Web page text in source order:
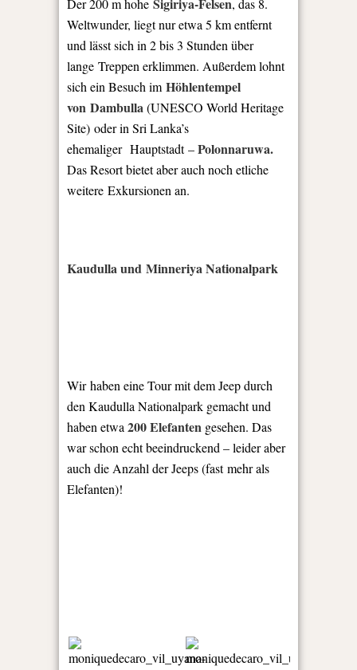
Weltwunder, liegt nur etwa 5 km entfernt
und lässt sich in 2 bis 3 Stunden über
lange Treppen erklimmen. Außerdem lohnt
sich ein Besuch im Höhlentempel
von Dambulla (UNESCO World Heritage
Site) oder in Sri Lanka’s
ehemaliger Hauptstadt –Polonnaruwa.
Das Resort bietet aber auch noch etliche
weitere Exkursionen an.
Kaudulla und Minneriya Nationalpark
Wir haben eine Tour mit dem Jeep durch
den Kaudulla Nationalpark gemacht und
haben etwa 200 Elefanten gesehen. Das
war schon echt beeindruckend – leider aber
auch die Anzahl der Jeeps (fast mehr als
Elefanten)!